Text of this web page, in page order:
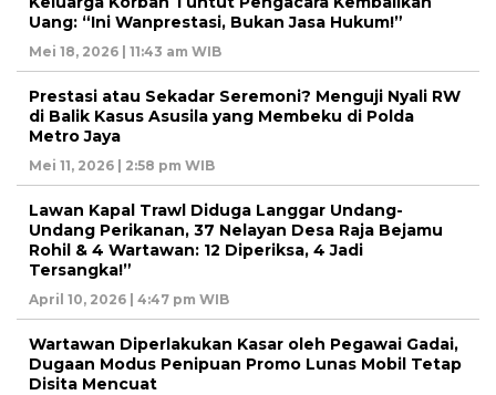
Uang: “Ini Wanprestasi, Bukan Jasa Hukum!”
Mei 18, 2026 | 11:43 am WIB
Prestasi atau Sekadar Seremoni? Menguji Nyali RW
di Balik Kasus Asusila yang Membeku di Polda
Metro Jaya
Mei 11, 2026 | 2:58 pm WIB
Lawan Kapal Trawl Diduga Langgar Undang-
Undang Perikanan, 37 Nelayan Desa Raja Bejamu
Rohil & 4 Wartawan: 12 Diperiksa, 4 Jadi
Tersangka!”
April 10, 2026 | 4:47 pm WIB
Wartawan Diperlakukan Kasar oleh Pegawai Gadai,
Dugaan Modus Penipuan Promo Lunas Mobil Tetap
Disita Mencuat